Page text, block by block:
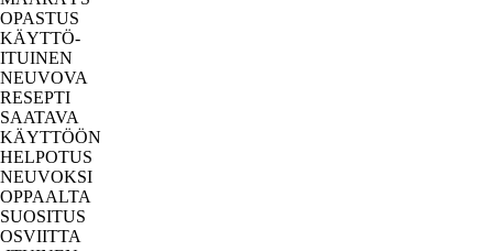
OPASTUS
KÄYTTÖ-
ITUINEN
NEUVOVA
RESEPTI
SAATAVA
KÄYTTÖÖN
HELPOTUS
NEUVOKSI
OPPAALTA
SUOSITUS
OSVIITTA